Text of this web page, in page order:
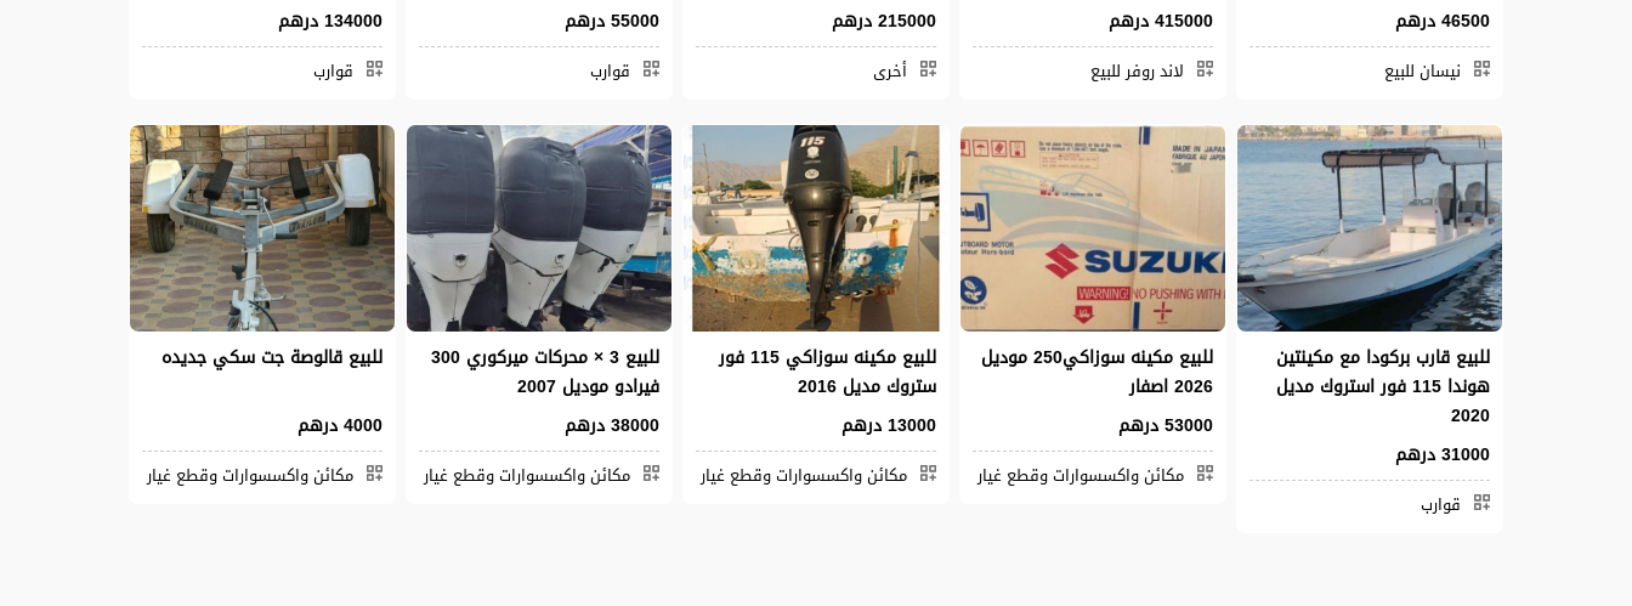
46500 درهم
نيسان للبيع
415000 درهم
لاند روفر للبيع
215000 درهم
أخرى
55000 درهم
قوارب
134000 درهم
قوارب
للبيع قارب بركودا مع مكينتين
هوندا 115 فور استروك مديل
2020
31000 درهم
قوارب
للبيع مكينه سوزاكي250 موديل
2026 اصفار
53000 درهم
مكائن واكسسوارات وقطع غيار
للبيع مكينه سوزاكي 115 فور
ستروك مديل 2016
13000 درهم
مكائن واكسسوارات وقطع غيار
للبيع 3 × محركات ميركوري 300
فيرادو موديل 2007
38000 درهم
مكائن واكسسوارات وقطع غيار
للبيع قالوصة جت سكي جديده
4000 درهم
مكائن واكسسوارات وقطع غيار